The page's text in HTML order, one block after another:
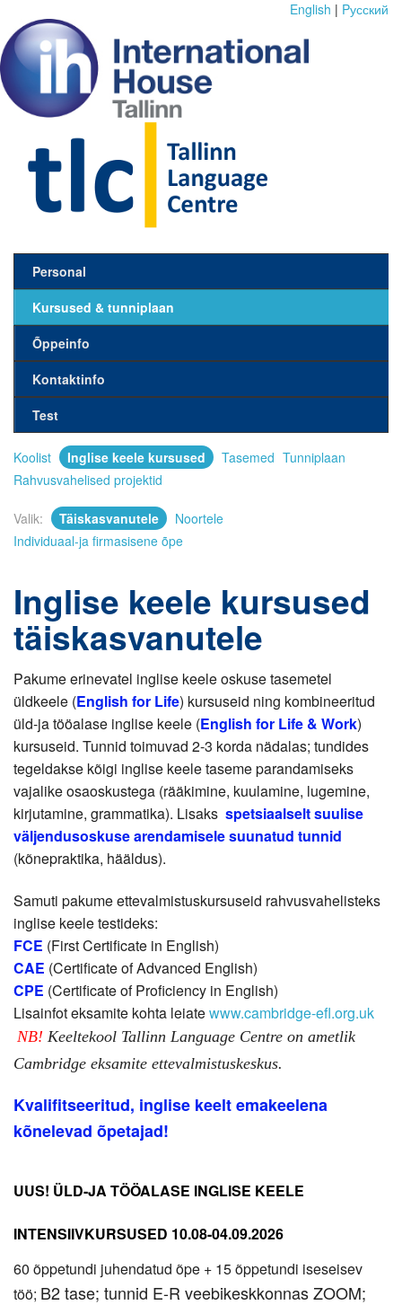
English | Pусский
Personal
Kursused & tunniplaan
Õppeinfo
Kontaktinfo
Test
Koolist Inglise keele kursused Tasemed Tunniplaan
Rahvusvahelised projektid
Valik: Täiskasvanutele
Noortele
Individuaal-ja firmasisene õpe
Inglise keele kursused
täiskasvanutele
Pakume erinevatel inglise keele oskuse tasemetel
üldkeele (English for Life) kursuseid ning kombineeritud
üld-ja tööalase inglise keele (English for Life & Work)
kursuseid. Tunnid toimuvad 2-3 korda nädalas; tundides
tegeldakse kõigi inglise keele taseme parandamiseks
vajalike osaoskustega (rääkimine, kuulamine, lugemine,
kirjutamine, grammatika). Lisaks spetsiaalselt suulise
väljendusoskuse arendamisele suunatud tunnid
(kõnepraktika, hääldus).
Samuti pakume ettevalmistuskursuseid rahvusvahelisteks
inglise keele testideks:
FCE (First Certificate in English)
CAE (Certificate of Advanced English)
CPE (Certificate of Proficiency in English)
Lisainfot eksamite kohta leiatewww.cambridge-efl.org.uk
NB! Keeltekool Tallinn Language Centre on ametlik
Cambridge eksamite ettevalmistuskeskus.
Kvalifitseeritud, inglise keelt emakeelena
kõnelevad õpetajad!
UUS! ÜLD-JA TÖÖALASE INGLISE KEELE
INTENSIIVKURSUSED 10.08-04.09.2026
60 õppetundi juhendatud õpe + 15 õppetundi iseseisev
töö; B2 tase; tunnid E-R veebikeskkonnas ZOOM;